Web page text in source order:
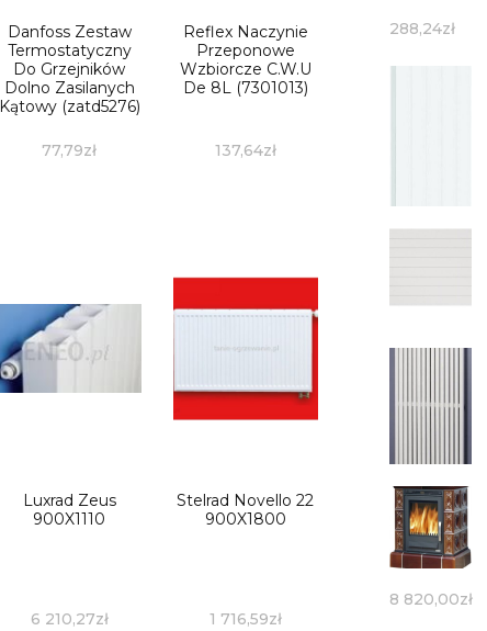
Danfoss Zestaw
Termostatyczny
Do Grzejników
Dolno Zasilanych
Kątowy (zatd5276)
77,79zł
Reflex Naczynie
Przeponowe
Wzbiorcze C.W.U
De 8L (7301013)
137,64zł
Luxrad Zeus
900X1110
6 210,27zł
Stelrad Novello 22
900X1800
1 716,59zł
288,24zł
8 820,00zł